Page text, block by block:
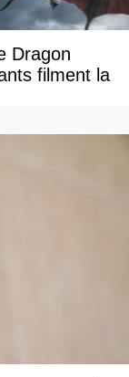
Dragon
filment la